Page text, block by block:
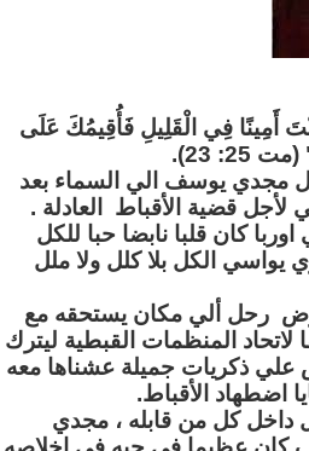
أَمِينًا فِي الْقَلِيلِ فَأُقِيمُكَ عَلَى
23).
مجدي يوسف الي السماء بعد
قضية الأقباط العادلة .
كان قلبا نابضا حبا للكل
يواسي الكل بلا كلل ولا ملل
رحل ألي مكان يستحقه مع
المنظمات القبطية ليترك
علي ذكريات جميلة عشناها معه
اضطهاد الأقباط.
داخل كل من قابله ، مجدي